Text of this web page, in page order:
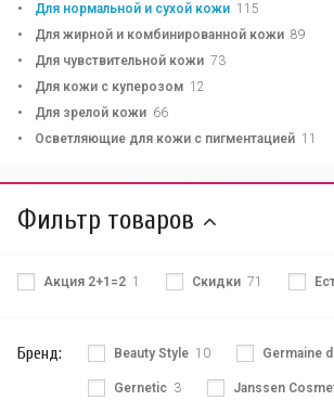
Для нормальной и сухой кожи 115
Для жирной и комбинированной кожи 89
Для чувствительной кожи 73
Для кожи с куперозом 12
Для зрелой кожи 66
Осветляющие для кожи с пигментацией 11
Фильтр товаров
Акция 2+1=2 1 Скидки 71
Бренд: Beauty Style 10 Germaine
Gernetic 3 Janssen